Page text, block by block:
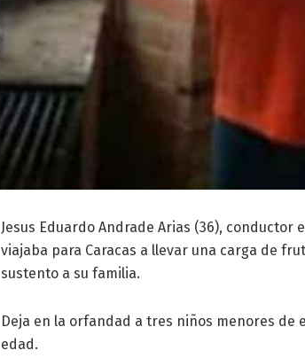
Jesus Eduardo Andrade Arias (36), conductor
viajaba para Caracas a llevar una carga de
sustento a su familia.
Deja en la orfandad a tres niños menores de
edad.